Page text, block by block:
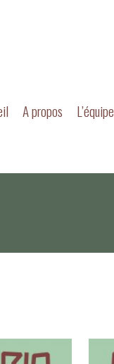
A propos L’équipe